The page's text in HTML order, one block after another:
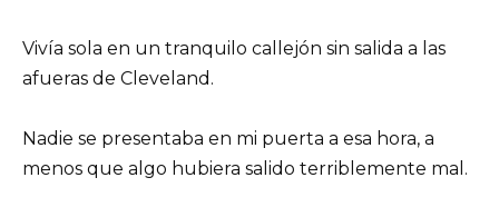
Vivía sola en un tranquilo callejón sin salida a las
afueras de Cleveland.
Nadie se presentaba en mi puerta a esa hora, a
menos que algo hubiera salido terriblemente mal.